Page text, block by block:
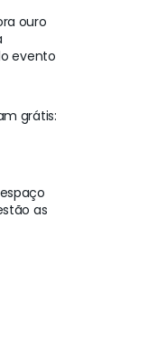
ouro
evento
grátis:
as